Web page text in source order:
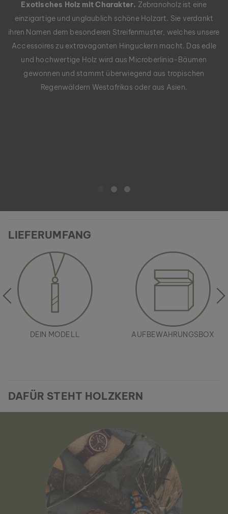
Exotisches Holz mit Charakter. Zebranoholz ist eine
einzigartige und unglaublich schöne Holzart. Sie verdankt
ihren Namen dem besonderen Streifenmuster, welches unsere
Accessoires zu extravaganten Hinguckern macht. Das edle
und hochwertige Holz wird aus Microberlinia-Bäumen
gewonnen und stammt überwiegend aus tropischen
Regenwäldern Westafrikas oder aus Asien.
LIEFERUMFANG
DEIN MODELL AUFBEWAHRUNGSBOX
DAFÜR STEHT HOLZKERN